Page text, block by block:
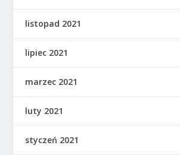
listopad 2021
lipiec 2021
marzec 2021
luty 2021
styczeń 2021